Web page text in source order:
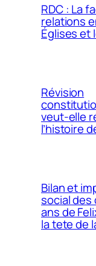
RDC : La
relations
Églises et
Révision
veut-elle
l’histoire
Bilan et
social des
ans de
la tete de